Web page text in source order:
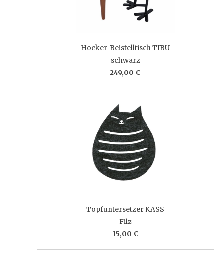
Hocker-Beistelltisch TIBU
schwarz
249,00 €
Topfuntersetzer KASS
Filz
15,00 €